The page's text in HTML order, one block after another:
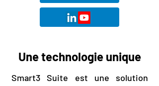
Une technologie unique
Smart3 Suite est une solution